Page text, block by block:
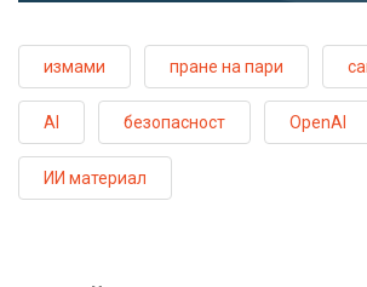
измами пране на пари
AI безопасност OpenAI
ИИ материал